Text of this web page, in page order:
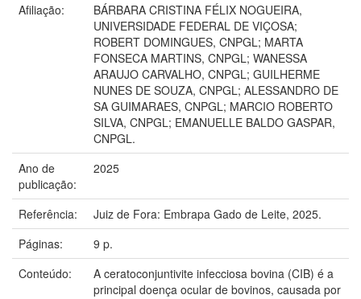
Afiliação:
BÁRBARA CRISTINA FÉLIX NOGUEIRA,
UNIVERSIDADE FEDERAL DE VIÇOSA;
ROBERT DOMINGUES, CNPGL; MARTA
FONSECA MARTINS, CNPGL; WANESSA
ARAUJO CARVALHO, CNPGL; GUILHERME
NUNES DE SOUZA, CNPGL; ALESSANDRO DE
SA GUIMARAES, CNPGL; MARCIO ROBERTO
SILVA, CNPGL; EMANUELLE BALDO GASPAR,
CNPGL.
Ano de
publicação:
2025
Referência:
Juiz de Fora: Embrapa Gado de Leite, 2025.
Páginas:
9 p.
Conteúdo:
A ceratoconjuntivite infecciosa bovina (CIB) é a
principal doença ocular de bovinos, causada por